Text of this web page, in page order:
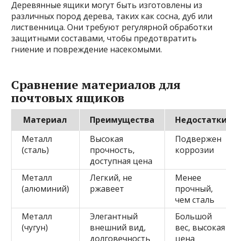
Деревянные ящики могут быть изготовлены из
различных пород дерева, таких как сосна, дуб или
лиственница. Они требуют регулярной обработки
защитными составами, чтобы предотвратить
гниение и повреждение насекомыми.
Сравнение материалов для
почтовых ящиков
Материал Преимущества
Металл
(сталь)
Высокая
прочность,
доступная цена
Подвержен
коррозии
Металл
(алюминий)
Легкий, не
ржавеет
Менее
прочный,
чем сталь
Металл
(чугун)
Элегантный
внешний вид,
долговечность
Большой
вес, высокая
цена